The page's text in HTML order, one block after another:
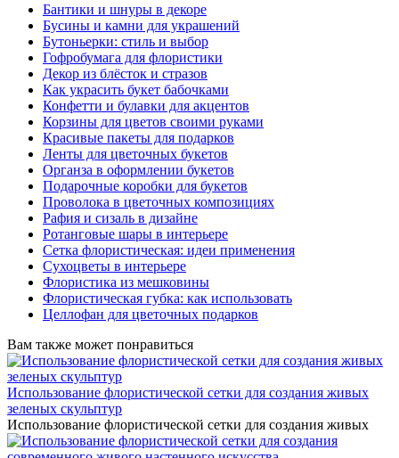
Бантики и шнуры в декоре
Бусины и камни для украшений
Бутоньерки: стиль и выбор
Гофробумага для флористики
Декор из блёсток и стразов
Как украсить букет бабочками
Конфетти и булавки для акцентов
Корзины для цветов своими руками
Красивые пакеты для подарков
Ленты для цветочных букетов
Органза в оформлении букетов
Подарочные коробки для букетов
Проволока в цветочных композициях
Рафия и сизаль в дизайне
Ротанговые шары в интерьере
Сетка флористическая: идеи применения
Сухоцветы в интерьере
Флористика из мешковины
Флористическая губка: как использовать
Целлофан для цветочных подарков
Вам также может понравиться
Использование флористической сетки для создания живых
зеленых скульптур
Использование флористической сетки для создания живых